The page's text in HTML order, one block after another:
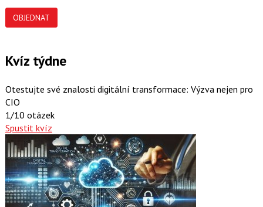
OBJEDNAT
Kvíz týdne
Otestujte své znalosti digitální transformace: Výzva nejen pro
CIO
1/10 otázek
Spustit kvíz